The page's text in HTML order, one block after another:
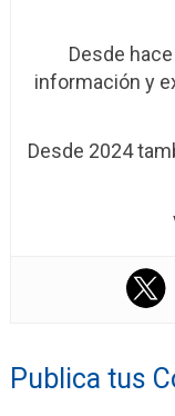
Desde hace
información y
Desde 2024
Publica tus